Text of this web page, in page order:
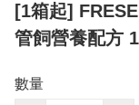
[1箱起]
管飼營養配方
數量